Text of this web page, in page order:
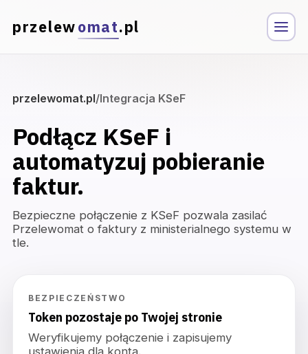
przelewomat.pl
przelewomat.pl/Integracja KSeF
Podłącz KSeF i
automatyzuj pobieranie
faktur.
Bezpieczne połączenie z KSeF pozwala zasilać
Przelewomat o faktury z ministerialnego systemu w
tle.
BEZPIECZEŃSTWO
Token pozostaje po Twojej stronie
Weryfikujemy połączenie i zapisujemy
ustawienia dla konta.